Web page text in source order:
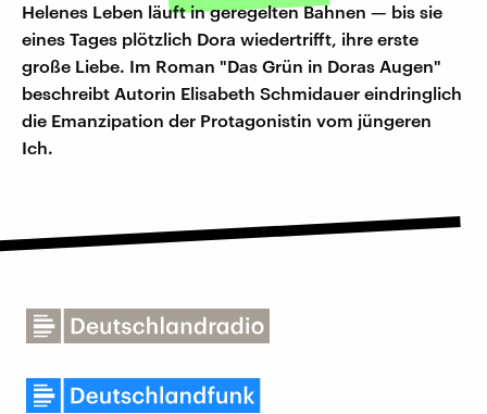
Helenes Leben läuft in geregelten Bahnen — bis sie
eines Tages plötzlich Dora wiedertrifft, ihre erste
große Liebe. Im Roman "Das Grün in Doras Augen"
beschreibt Autorin Elisabeth Schmidauer eindringlich
die Emanzipation der Protagonistin vom jüngeren
Ich.